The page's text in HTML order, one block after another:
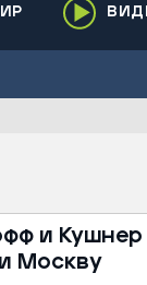
и
Москву